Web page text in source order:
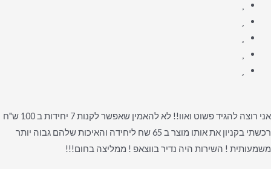
אני רוצה להגיד פשוט ואוו!! לא להאמין שאפשר לקנות 7 יחידות ב 100 ש"ח
רכשתי בקניון את אותו מוצר ב 65 שח ליחידה והאיכות שלהם גבוה יותר
משמעותית ! השירות היה נדיר בווצאפ ! ממליצה בחום!!!